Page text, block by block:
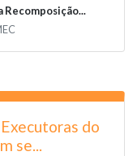
o papel da educaçã...
2026 | Undime
do
se...